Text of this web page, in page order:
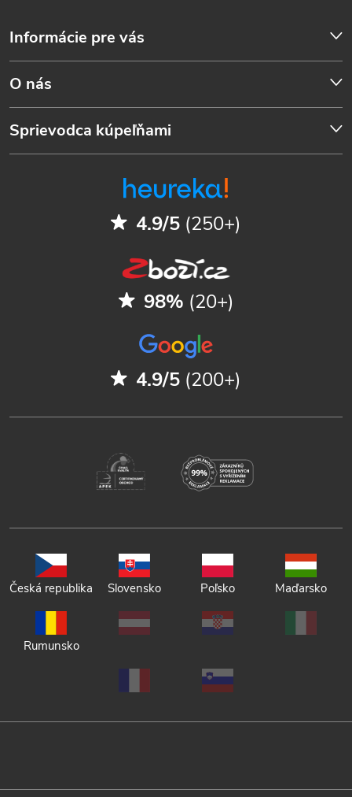
Informácie pre vás
O nás
Sprievodca kúpeľňami
4.9/5 (250+)
98% (20+)
4.9/5 (200+)
Česká republika Slovensko Poľsko Maďarsko
Rumunsko